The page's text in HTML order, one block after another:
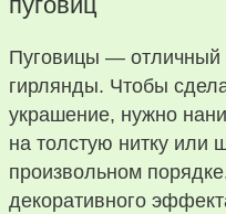
Пуговицы — отличный
гирлянды. Чтобы
украшение, нужно
на толстую нитку или
произвольном
декоративного